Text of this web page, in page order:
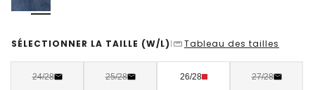
SÉLECTIONNER LA TAILLE (W/L) | Tableau des tailles
24/28 25/28 26/28 27/28